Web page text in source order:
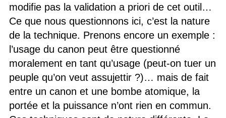
modifie pas la validation a priori de cet outil…
Ce que nous questionnons ici, c’est la nature
de la technique. Prenons encore un exemple :
l’usage du canon peut être questionné
moralement en tant qu’usage (peut-on tuer un
peuple qu’on veut assujettir ?)… mais de fait
entre un canon et une bombe atomique, la
portée et la puissance n’ont rien en commun.